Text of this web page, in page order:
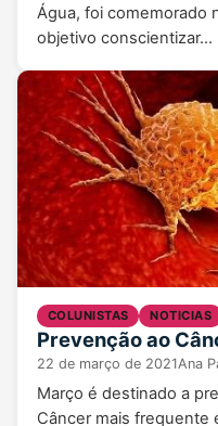
Água, foi comemorado
objetivo conscientizar…
COLUNISTAS NOTICIAS
Prevenção ao
22 de março de 2021Ana
Março é destinado a
Câncer mais frequente